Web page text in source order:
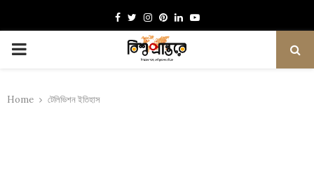
Facebook
TwitterInstagram
Pinterest
LinkedinYoutube
PRIMARY
Home টেলিভিশন ইতিহাস